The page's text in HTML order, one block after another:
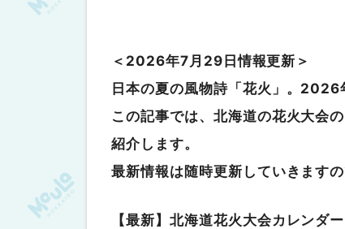
＜2026年7月29日情報更新＞
日本の夏の風物詩「花火」。2026
この記事では、北海道の花火大会
紹介します。
最新情報は随時更新していきます
【最新】北海道花火大会カレン